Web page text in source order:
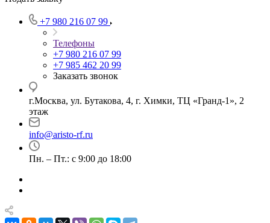
+7 980 216 07 99
Телефоны
+7 980 216 07 99
+7 985 462 20 99
Заказать звонок
г.Москва, ул. Бутакова, 4, г. Химки, ТЦ «Гранд-1», 2
этаж
info@aristo-rf.ru
Пн. – Пт.: с 9:00 до 18:00